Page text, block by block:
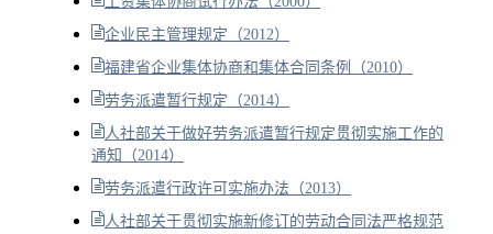
企业民主管理规定（2012）
福建省企业集体协商和集体合同条例（2010）
劳务派遣暂行规定（2014）
人社部关于做好劳务派遣暂行规定贯彻实施工作的
通知（2014）
劳务派遣行政许可实施办法（2013）
人社部关于贯彻实施新修订的劳动合同法严格规范